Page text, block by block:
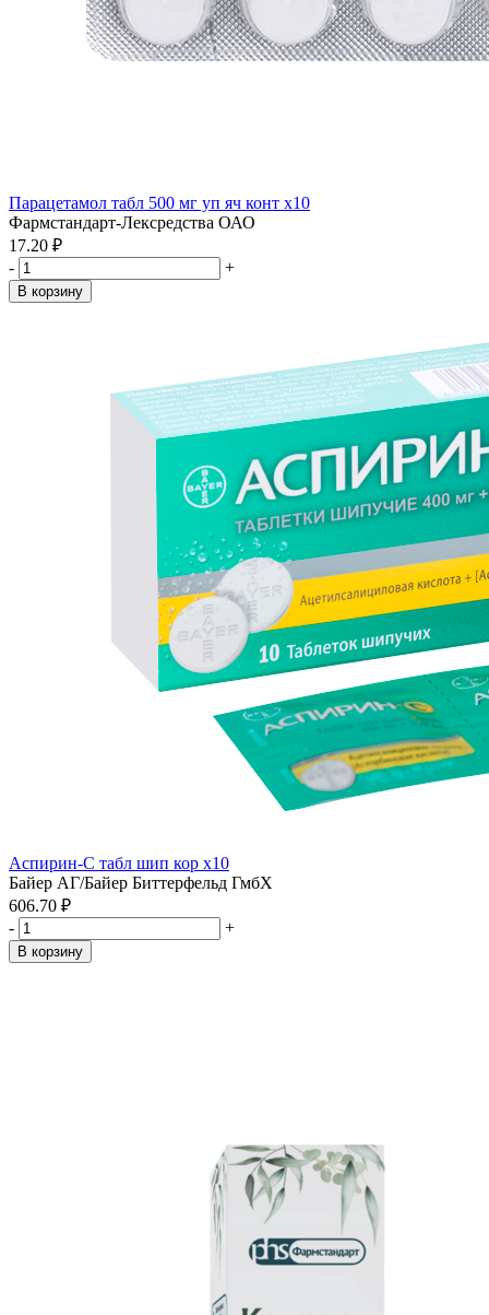
Парацетамол табл 500 мг уп яч конт x10
Фармстандарт-Лексредства ОАО
17.20 ₽
-
+
В корзину
Аспирин-С табл шип кор x10
Байер АГ/Байер Биттерфельд ГмбХ
606.70 ₽
-
+
В корзину